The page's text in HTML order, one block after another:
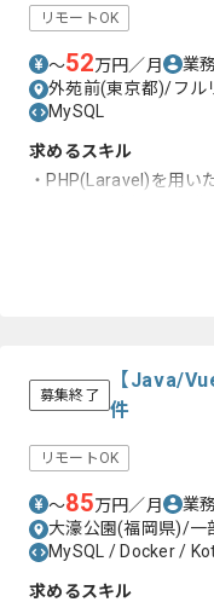
リモートOK
〜52万円／月 業
外苑前(東京都)/フル
MySQL
求めるスキル
・PHP(Laravel)を用い
募集終了
【Java/
件
リモートOK
〜85万円／月 業
大濠公園(福岡県)/一
MySQL / Docker /
求めるスキル